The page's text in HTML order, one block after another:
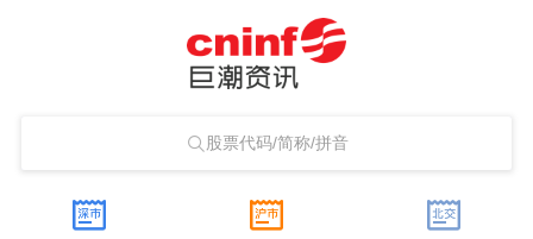
股票代码/简称/拼音